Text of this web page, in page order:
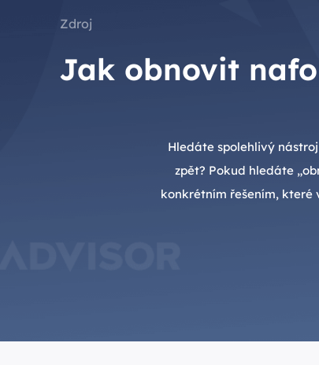
Zdroj
Jak obnovit
Hledáte spolehlivý
zpět? Pokud hledáte
konkrétním řešením, které